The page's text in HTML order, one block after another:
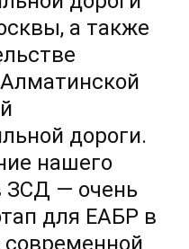
а также
дороги.
нашего
ЗСД — очень
для ЕАБР в